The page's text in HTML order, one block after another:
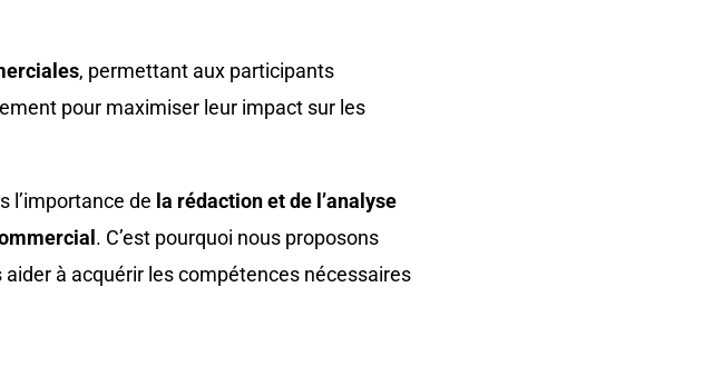
, permettant aux participants
pour maximiser leur impact sur les
l’importance de la rédaction et de l’analyse
. C’est pourquoi nous proposons
à acquérir les compétences nécessaires